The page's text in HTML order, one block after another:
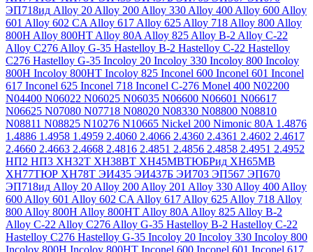
ЭП718ид Alloy 20 Alloy 200 Alloy 330 Alloy 400 Alloy 600 Alloy
601 Alloy 602 CA Alloy 617 Alloy 625 Alloy 718 Alloy 800 Alloy
800H Alloy 800HT Alloy 80A Alloy 825 Alloy B-2 Alloy C-22
Alloy C276 Alloy G-35 Hastelloy B-2 Hastelloy C-22 Hastelloy
C276 Hastelloy G-35 Incoloy 20 Incoloy 330 Incoloy 800 Incoloy
800H Incoloy 800HT Incoloy 825 Inconel 600 Inconel 601 Inconel
617 Inconel 625 Inconel 718 Inconel C-276 Monel 400 N02200
N04400 N06022 N06025 N06035 N06600 N06601 N06617
N06625 N07080 N07718 N08020 N08330 N08800 N08810
N08811 N08825 N10276 N10665 Nickel 200 Nimonic 80A 1.4876
1.4886 1.4958 1.4959 2.4060 2.4066 2.4360 2.4361 2.4602 2.4617
2.4660 2.4663 2.4668 2.4816 2.4851 2.4856 2.4858 2.4951 2.4952
НП2 НП3 ХН32Т ХН38ВТ ХН45МВТЮБРид ХН65МВ
ХН77ТЮР ХН78Т ЭИ435 ЭИ437Б ЭИ703 ЭП567 ЭП670
ЭП718ид Alloy 20 Alloy 200 Alloy 201 Alloy 330 Alloy 400 Alloy
600 Alloy 601 Alloy 602 CA Alloy 617 Alloy 625 Alloy 718 Alloy
800 Alloy 800H Alloy 800HT Alloy 80A Alloy 825 Alloy B-2
Alloy C-22 Alloy C276 Alloy G-35 Hastelloy B-2 Hastelloy C-22
Hastelloy C276 Hastelloy G-35 Incoloy 20 Incoloy 330 Incoloy 800
Incoloy 800H Incoloy 800HT Inconel 600 Inconel 601 Inconel 617